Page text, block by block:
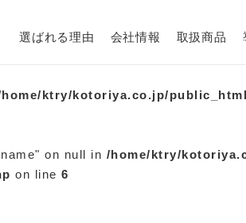
選ばれる理由 会社情報 取扱商品
ktry/kotoriya.co.jp/
on null in /home/ktry/
on line6